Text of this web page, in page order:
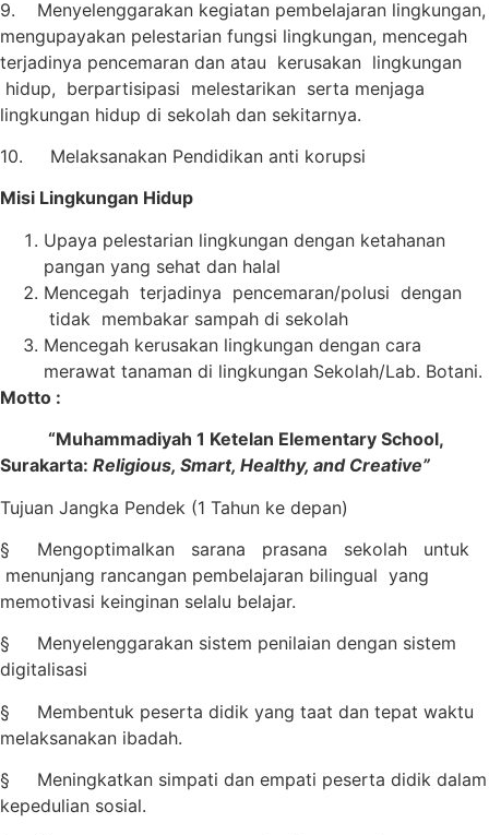
9. Menyelenggarakan kegiatan pembelajaran lingkungan,
mengupayakan pelestarian fungsi lingkungan, mencegah
terjadinya pencemaran dan atau kerusakan lingkungan
hidup, berpartisipasi melestarikan serta menjaga
lingkungan hidup di sekolah dan sekitarnya.
10. Melaksanakan Pendidikan anti korupsi
Misi Lingkungan Hidup
Upaya pelestarian lingkungan dengan ketahanan
pangan yang sehat dan halal
Mencegah terjadinya pencemaran/polusi dengan
tidak membakar sampah di sekolah
Mencegah kerusakan lingkungan dengan cara
merawat tanaman di lingkungan Sekolah/Lab. Botani.
Motto :
“Muhammadiyah 1 Ketelan Elementary School,
Surakarta: Religious, Smart, Healthy, and Creative”
Tujuan Jangka Pendek (1 Tahun ke depan)
§ Mengoptimalkan sarana prasana sekolah untuk
menunjang rancangan pembelajaran bilingual yang
memotivasi keinginan selalu belajar.
§ Menyelenggarakan sistem penilaian dengan sistem
digitalisasi
§ Membentuk peserta didik yang taat dan tepat waktu
melaksanakan ibadah.
§ Meningkatkan simpati dan empati peserta didik dalam
kepedulian sosial.